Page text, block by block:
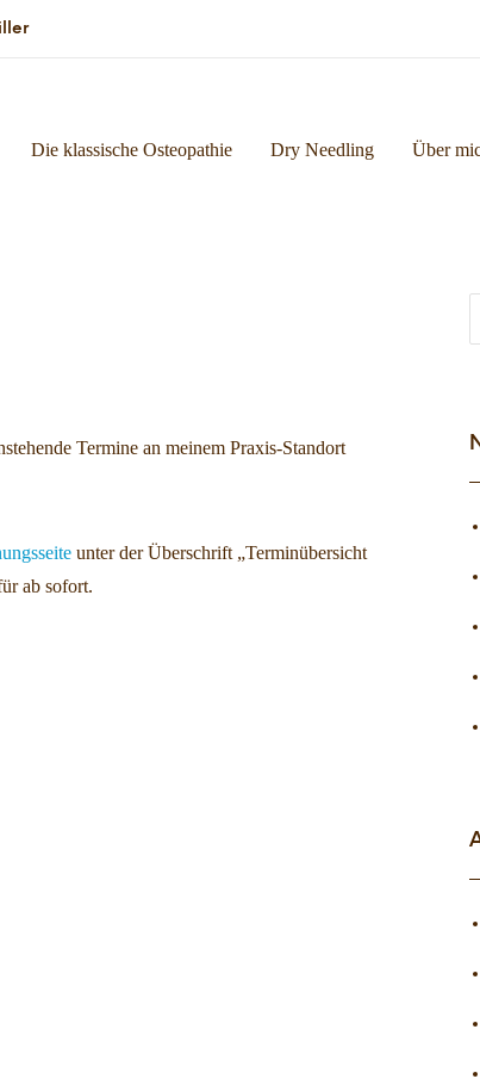
Die klassische Osteopathie Dry Needling Über
Termine an meinem Praxis-Standort
unter der Überschrift „Terminübersicht
ab sofort.